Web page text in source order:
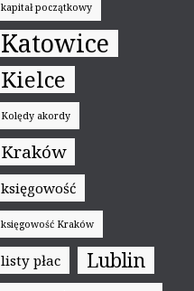
kapitał początkowy
Katowice
Kielce
Kolędy akordy
Kraków
księgowość
księgowość Kraków
listy płac Lublin